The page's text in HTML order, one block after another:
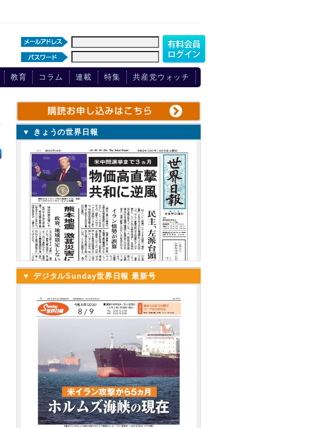
教育 コラム 連載 特集 共産党ウォッチ
▼ きょうの世界日報
▼ デジタルSunday世界日報 最新号